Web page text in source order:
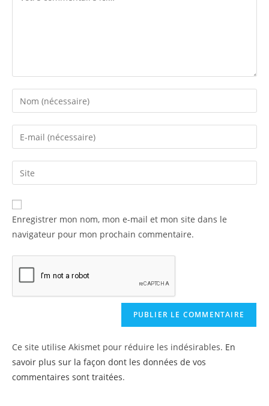
Enregistrer mon nom, mon e-mail et mon site dans le
navigateur pour mon prochain commentaire.
Ce site utilise Akismet pour réduire les indésirables. En
savoir plus sur la façon dont les données de vos
commentaires sont traitées.